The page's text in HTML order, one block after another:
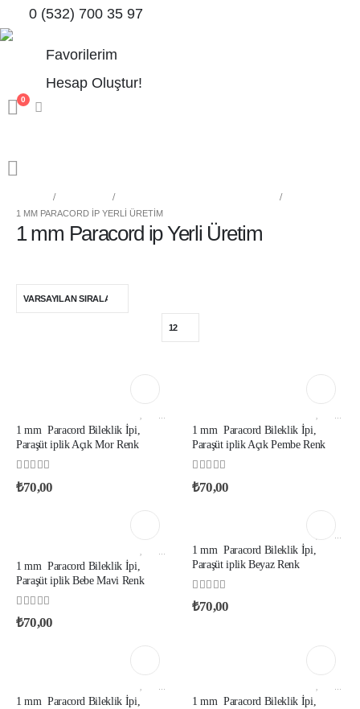
0 (532) 700 35 97
Favorilerim
Hesap Oluştur!
0
1 MM PARACORD IP YERLI ÜRETIM
1 mm Paracord ip Yerli Üretim
1 MM PARACORD IP YERLI ÜRETIM,
1 mm Paracord Bileklik İpi,
Paraşüt iplik Açık Mor Renk
0out of 5
₺70,00
1 MM PARACORD IP YERLI ÜRETIM,
1 mm Paracord Bileklik İpi,
Paraşüt iplik Açık Pembe Renk
0out of 5
₺70,00
1 mm Paracord Bileklik İpi,
Paraşüt iplik Bebe Mavi Renk
0out of 5
₺70,00
1 mm Paracord Bileklik İpi,
Paraşüt iplik Beyaz Renk
0out of 5
₺70,00
1 MM PARACORD IP YERLI ÜRETIM,
1 mm Paracord Bileklik İpi,
1 MM PARACORD IP YERLI ÜRETIM,
1 mm Paracord Bileklik İpi,